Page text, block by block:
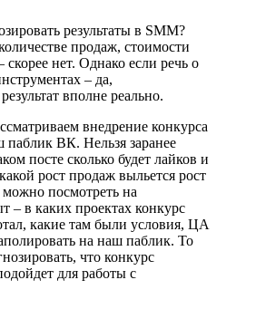
результаты в SMM?
продаж, стоимости
скорее нет. Однако если речь о
– да,
вполне реально.
внедрение конкурса
паблик ВК. Нельзя заранее
посте сколько будет лайков и
рост продаж выльется рост
можно посмотреть на
– в каких проектах конкурс
какие там были условия, ЦА
на наш паблик. То
что конкурс
для работы с